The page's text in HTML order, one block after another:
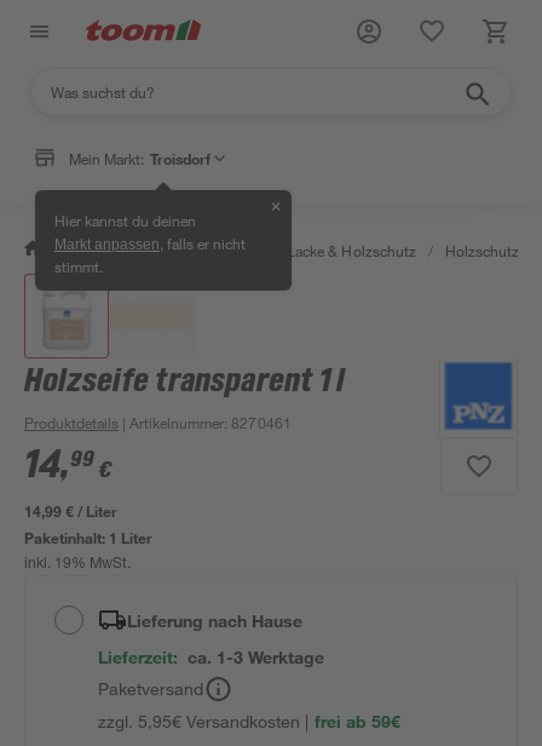
Mein Markt: Troisdorf
Hier kannst du deinen
Markt anpassen , falls er nicht
stimmt.
✕
/ Bauen & Renovieren / Farben, Lacke & Holzschutz / Holzschutz &
Holzseife transparent 1 l
Produktdetails | Artikelnummer: 8270461
14,99 €
14,99 € / Liter
Paketinhalt: 1 Liter
inkl. 19% MwSt.
Lieferung nach Hause
Lieferzeit: ca. 1-3 Werktage
Paketversand
zzgl. 5,95€ Versandkosten | frei ab 59€